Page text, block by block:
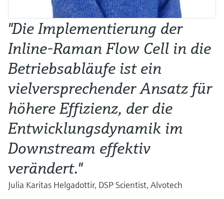
"Die Implementierung der
Inline-Raman Flow Cell in die
Betriebsabläufe ist ein
vielversprechender Ansatz für
höhere Effizienz, der die
Entwicklungsdynamik im
Downstream effektiv
verändert."
Julia Karitas Helgadottir, DSP Scientist, Alvotech